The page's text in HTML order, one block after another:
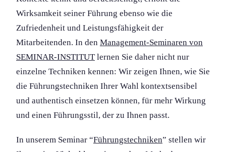
Wirksamkeit seiner Führung ebenso wie die
Zufriedenheit und Leistungs­fähigkeit der
Mitarbeitenden. In den Management-Seminaren von
SEMINAR-INSTITUTlernen Sie daher nicht nur
einzelne Techniken kennen: Wir zeigen Ihnen, wie Sie
die Führungs­techniken Ihrer Wahl kontextsensibel
und authentisch einsetzen können, für mehr Wirkung
und einen Führungs­stil, der zu Ihnen passt.
In unserem Seminar “Führungs­techniken” stellen wir